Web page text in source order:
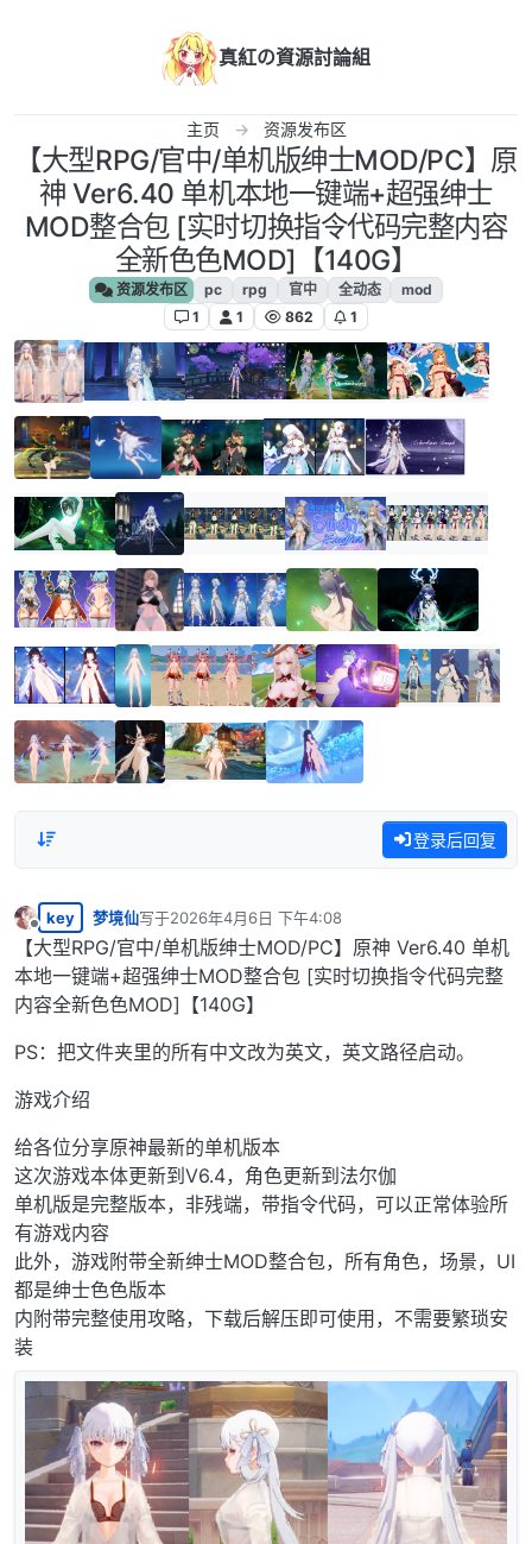
真紅の資源討論組
主页 资源发布区
【大型RPG/官中/单机版绅士MOD/PC】原
神 Ver6.40 单机本地一键端+超强绅士
MOD整合包 [实时切换指令代码完整内容
全新色色MOD]【140G】
资源发布区 pc rpg 官中 全动态
mod
1
1 862 1
登录后回复
离线
key 梦境仙写于2026年4月6日 下午4:08
最后由 编辑
【大型RPG/官中/单机版绅士MOD/PC】原神 Ver6.40 单机
本地一键端+超强绅士MOD整合包 [实时切换指令代码完整
内容全新色色MOD]【140G】
PS：把文件夹里的所有中文改为英文，英文路径启动。
游戏介绍
给各位分享原神最新的单机版本
这次游戏本体更新到V6.4，角色更新到法尔伽
单机版是完整版本，非残端，带指令代码，可以正常体验所
有游戏内容
此外，游戏附带全新绅士MOD整合包，所有角色，场景，UI
都是绅士色色版本
内附带完整使用攻略，下载后解压即可使用，不需要繁琐安
装